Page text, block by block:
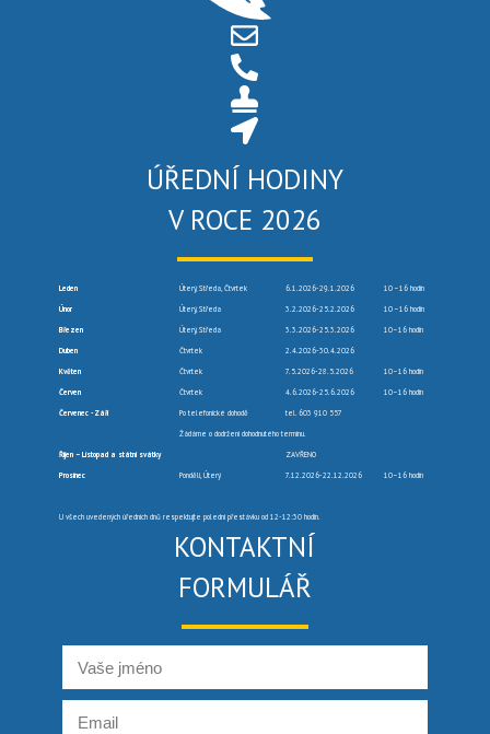
ÚŘEDNÍ HODINY
V ROCE 2026
Leden Úterý, Středa, Čtvrtek 6.1.2026-29.1.2026 10 –16 hodin
Únor Úterý, Středa 3.2.2026-25.2.2026 10 –16 hodin
Březen Úterý, Středa 3.3.2026-25.3.2026 10–16 hodin
Duben Čtvrtek 2.4.2026-30.4.2026
Květen Čtvrtek 7.5.2026-28.5.2026 10–16 hodin
Červen Čtvrtek 4.6.2026-25.6.2026 10–16 hodin
Červenec -Září Po telefonické dohodě tel. 603 910 557
Žádáme o dodržení dohodnutého termínu.
Říjen – Listopad a státní svátky ZAVŘENO
Prosinec Pondělí, Úterý 7.12.2026-22.12.2026 10–16 hodin
U všech uvedených úředních dnů respektujte polední přestávku od 12-12:30 hodin.
KONTAKTNÍ
FORMULÁŘ